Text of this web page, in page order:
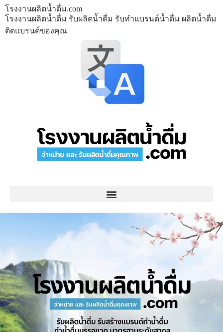
โรงงานผลิตน้ำดื่ม.com
โรงงานผลิตน้ำดื่ม รับผลิตน้ำดื่ม รับทำแบรนด์น้ำดื่ม ผลิตน้ำดื่ม
ติดแบรนด์ของคุณ